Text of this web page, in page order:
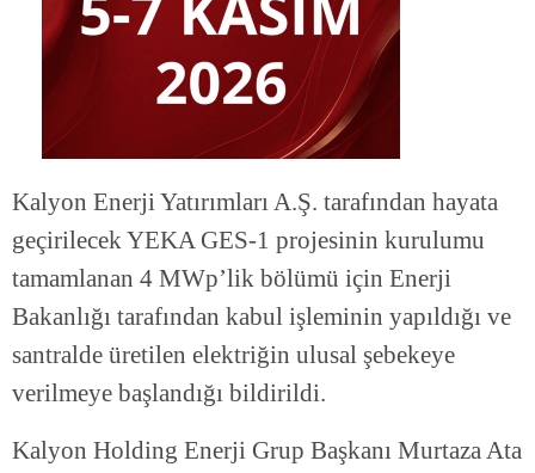
Kalyon Enerji Yatırımları A.Ş. tarafından hayata
geçirilecek YEKA GES-1 projesinin kurulumu
tamamlanan 4 MWp’lik bölümü için Enerji
Bakanlığı tarafından kabul işleminin yapıldığı ve
santralde üretilen elektriğin ulusal şebekeye
verilmeye başlandığı bildirildi.
Kalyon Holding Enerji Grup Başkanı Murtaza Ata